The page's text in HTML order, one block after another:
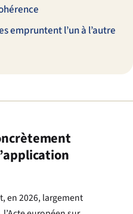
empruntent l’un à l’autre
en 2026, largement